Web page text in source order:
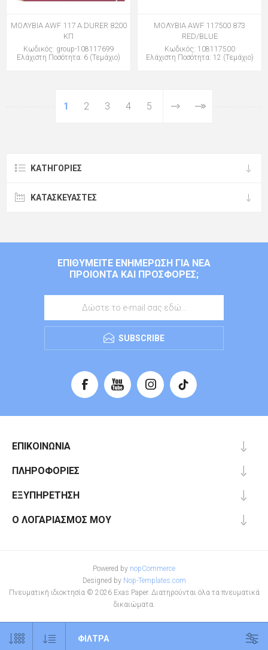
ΦΊΛΤΡΑ
ΜΟΛΥΒΙΑ AWF 117 A.DURER 8200
ΚΠ
Κωδικός: group-108117699
Ελάχιστη Ποσότητα: 6 (Τεμάχιο)
ΜΟΛΥΒΙΑ AWF 117500 873
RED/BLUE
Κωδικός: 108117500
Ελάχιστη Ποσότητα: 12 (Τεμάχιο)
1 2 3 4 5
ΚΑΤΗΓΟΡΊΕΣ
ΚΑΤΑΣΚΕΥΑΣΤΈΣ
ΕΠΙΘΥΜΕΊΤΕ ΕΝΗΜΈΡΩΣΗ ΓΙΑ ΝΈΑ
ΠΡΟΙΌΝΤΑ ΚΑΙ ΠΡΟΣΦΟΡΈΣ;
SUBSCRIBE
ΕΠΙΚΟΙΝΩΝΊΑ
ΠΛΗΡΟΦΟΡΊΕΣ
ΕΞΥΠΗΡΈΤΗΣΗ
Ο ΛΟΓΑΡΙΑΣΜΌΣ ΜΟΥ
Powered by nopCommerce
Designed by Nop-Templates.com
Πνευματική ιδιοκτησία © 2026 Exas Paper. Διατηρούνται όλα τα πνευματικά
δικαιώματα.